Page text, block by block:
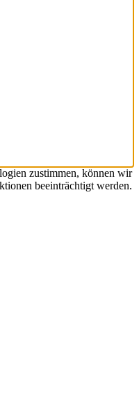
zustimmen, können wir
beeinträchtigt werden.